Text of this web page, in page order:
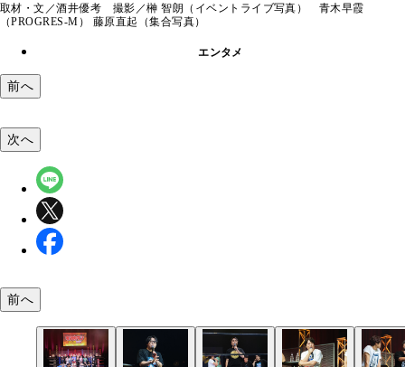
取材・文／酒井優考 撮影／榊 智朗（イベントライブ写真） 青木早霞
（PROGRES-M） 藤原直起（集合写真）
エンタメ
前へ
次へ
前へ